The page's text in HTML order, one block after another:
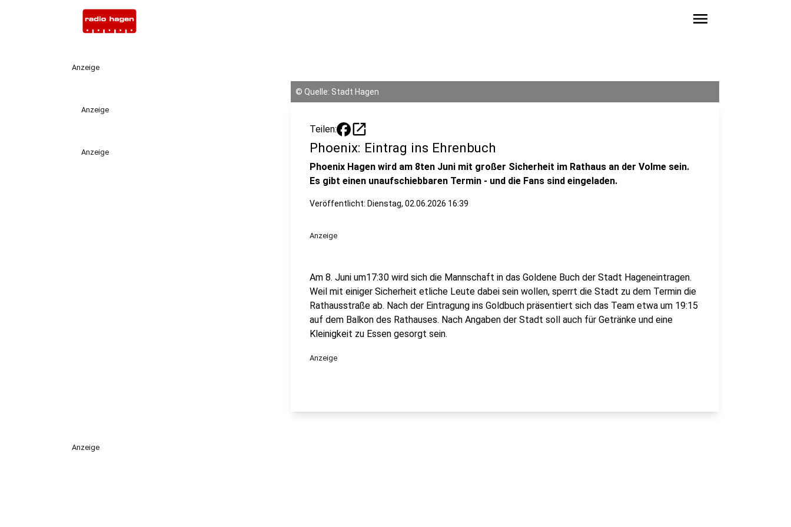
menu
Anzeige
Anzeige
Anzeige
© Quelle: Stadt Hagen
Teilen: open_in_new
Phoenix: Eintrag ins Ehrenbuch
Phoenix Hagen wird am 8ten Juni mit großer Sicherheit im Rathaus an der Volme sein.
Es gibt einen unaufschiebbaren Termin - und die Fans sind eingeladen.
Veröffentlicht: Dienstag, 02.06.2026 16:39
Anzeige
Am 8. Juni um17:30 wird sich die Mannschaft in das Goldene Buch der Stadt Hageneintragen.
Weil mit einiger Sicherheit etliche Leute dabei sein wollen, sperrt die Stadt zu dem Termin die
Rathausstraße ab. Nach der Eintragung ins Goldbuch präsentiert sich das Team etwa um 19:15
auf dem Balkon des Rathauses. Nach Angaben der Stadt soll auch für Getränke und eine
Kleinigkeit zu Essen gesorgt sein.
Anzeige
Anzeige